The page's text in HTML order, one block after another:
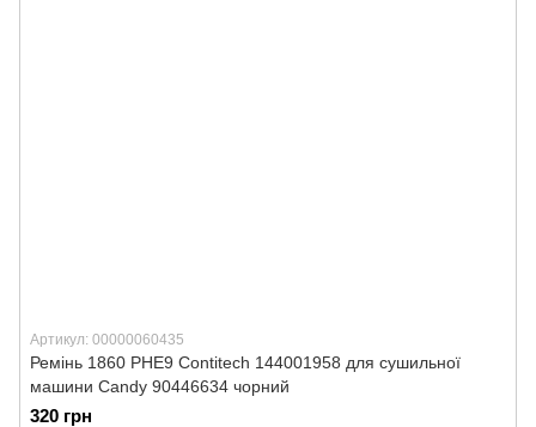
Артикул: 00000060435
Ремінь 1860 PHE9 Contitech 144001958 для сушильної
машини Candy 90446634 чорний
320 грн